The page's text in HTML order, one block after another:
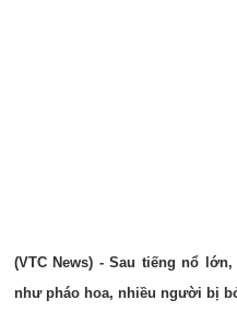
(VTC News) - Sau tiếng nổ
như pháo hoa, nhiều người bị